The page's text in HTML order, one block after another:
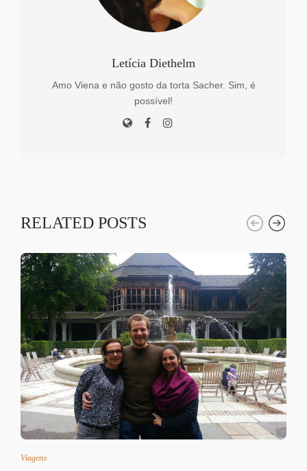
Letícia Diethelm
Amo Viena e não gosto da torta Sacher. Sim, é
possível!
RELATED POSTS
Viagens